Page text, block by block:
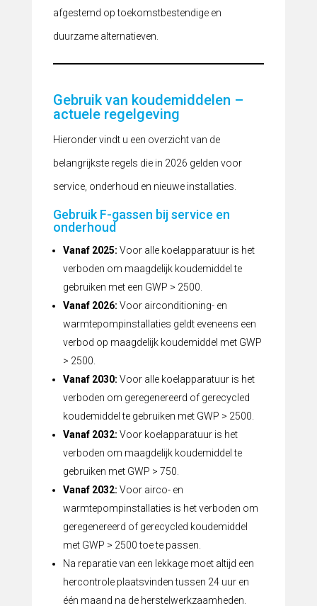
afgestemd op toekomstbestendige en
duurzame alternatieven.
Gebruik van koudemiddelen –
actuele regelgeving
Hieronder vindt u een overzicht van de
belangrijkste regels die in 2026 gelden voor
service, onderhoud en nieuwe installaties.
Gebruik F-gassen bij service en
onderhoud
Vanaf 2025: Voor alle koelapparatuur is het
verboden om maagdelijk koudemiddel te
gebruiken met een GWP > 2500.
Vanaf 2026: Voor airconditioning- en
warmtepompinstallaties geldt eveneens een
verbod op maagdelijk koudemiddel met GWP
> 2500.
Vanaf 2030: Voor alle koelapparatuur is het
verboden om geregenereerd of gerecycled
koudemiddel te gebruiken met GWP > 2500.
Vanaf 2032: Voor koelapparatuur is het
verboden om maagdelijk koudemiddel te
gebruiken met GWP > 750.
Vanaf 2032: Voor airco- en
warmtepompinstallaties is het verboden om
geregenereerd of gerecycled koudemiddel
met GWP > 2500 toe te passen.
Na reparatie van een lekkage moet altijd een
hercontrole plaatsvinden tussen 24 uur en
één maand na de herstelwerkzaamheden.